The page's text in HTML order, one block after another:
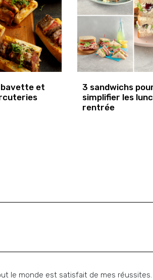
bavette et
3 sandwichs
simplifier les
rentrée
le monde est satisfait de mes réussites.